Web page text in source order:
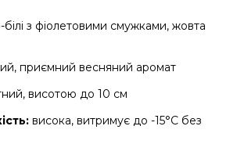
білі з фіолетовими смужками, жовта
приємний весняний аромат
висотою до 10 см
висока, витримує до -15°C без